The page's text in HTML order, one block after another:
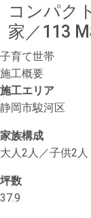
コンパク
家／113
子育て世帯
施工概要
施工エリア
静岡市駿河区
家族構成
大人2人／子供2人
坪数
37.9